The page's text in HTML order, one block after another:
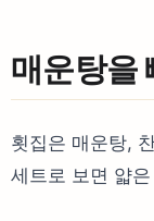
매운탕을
횟집은 매운탕,
세트로 보면 얇